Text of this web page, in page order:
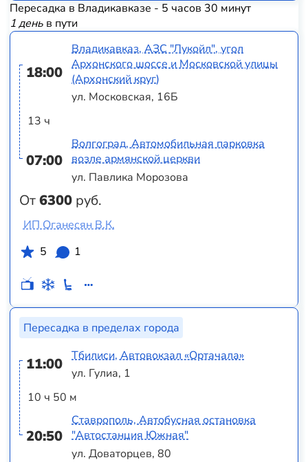
Пересадка в Владикавказе - 5 часов 30 минут
1 деньв пути
18:00
13 ч
07:00
От6300 руб.
Владикавказ, АЗС "Лукойл", угол
Архонского шоссе и Московской улицы
(Архонский круг)
ул. Московская, 16Б
Волгоград, Автомобильная парковка
возле армянской церкви
ул. Павлика Морозова
ИП Оганесян В.К.
5
1
Пересадка в пределах города
11:00
10 ч 50 м
20:50
Тбилиси, Автовокзал «Ортачала»
ул. Гулиа, 1
Ставрополь, Автобусная остановка
"Автостанция Южная"
ул. Доваторцев, 80